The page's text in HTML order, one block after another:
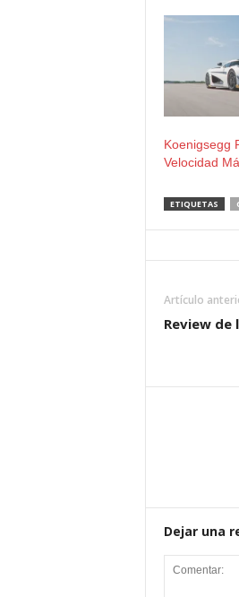
Koenigsegg
Velocidad
ETIQUETAS
Artículo
Review de
Dejar una